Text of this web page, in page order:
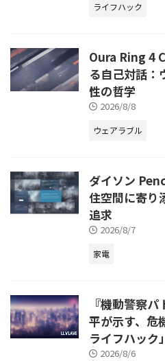
ライフハック
Oura Ring 4
る自己対話：
性の哲学
2026/8/8
ウェアラブル
ダイソン
住空間に寄り
追求
2026/8/7
家電
『機動警察
平が示す、危
ライフハック」
2026/8/6